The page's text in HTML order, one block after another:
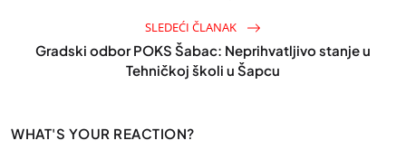
SLEDEĆI ČLANAK
Gradski odbor POKS Šabac: Neprihvatljivo stanje u
Tehničkoj školi u Šapcu
WHAT'S YOUR REACTION?